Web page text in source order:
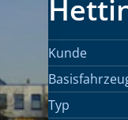
Kunde
Typ